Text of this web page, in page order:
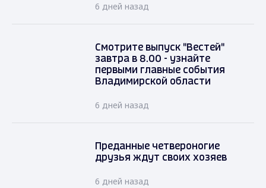
6 дней назад
Смотрите выпуск "Вестей"
завтра в 8.00 - узнайте
первыми главные события
Владимирской области
6 дней назад
Преданные четвероногие
друзья ждут своих хозяев
6 дней назад